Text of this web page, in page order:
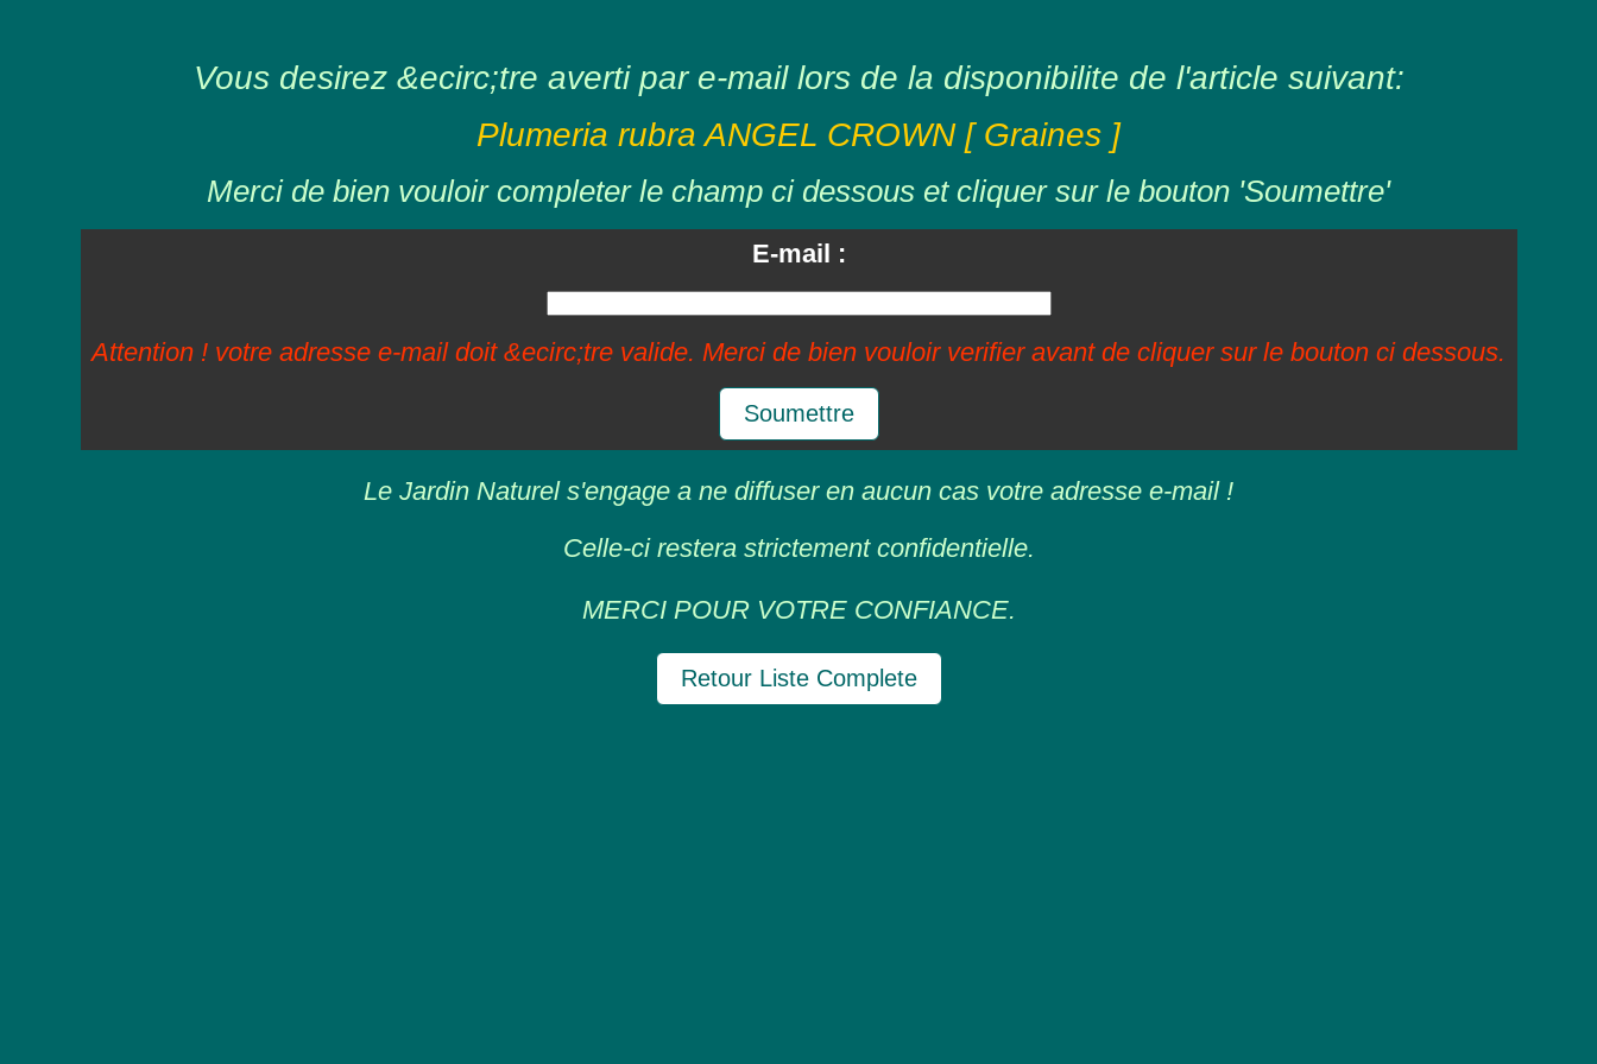
Vous desirez &ecirc;tre averti par e-mail lors de la disponibilite de l'article suivant:
Plumeria rubra ANGEL CROWN [ Graines ]
Merci de bien vouloir completer le champ ci dessous et cliquer sur le bouton 'Soumettre'
E-mail :
Attention ! votre adresse e-mail doit &ecirc;tre valide. Merci de bien vouloir verifier avant de cliquer sur le bouton ci dessous.
Soumettre
Le Jardin Naturel s'engage a ne diffuser en aucun cas votre adresse e-mail !
Celle-ci restera strictement confidentielle.
MERCI POUR VOTRE CONFIANCE.
Retour Liste Complete